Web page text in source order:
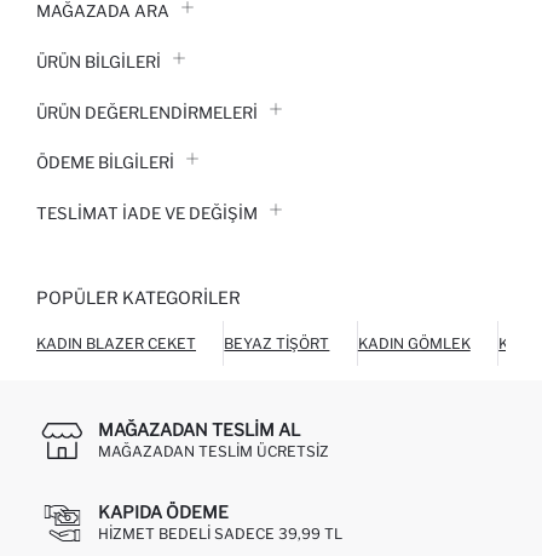
MAĞAZADA ARA
ÜRÜN BILGILERI
ÜRÜN DEĞERLENDİRMELERİ
ÖDEME BİLGİLERİ
TESLIMAT İADE VE DEĞIŞIM
POPÜLER KATEGORILER
KADIN BLAZER CEKET BEYAZ TIŞÖRT KADIN GÖMLEK
MAĞAZADAN TESLIM AL
MAĞAZADAN TESLIM ÜCRETSIZ
KAPIDA ÖDEME
HIZMET BEDELI SADECE 39,99 TL